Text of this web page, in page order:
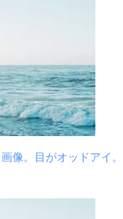
像。目がオッドアイ。